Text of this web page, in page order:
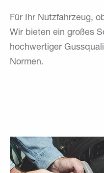
Für Ihr Nutzfahrzeug,
Wir bieten ein großes
hochwertiger
Normen.